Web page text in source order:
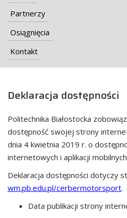
Partnerzy
Osiągnięcia
Kontakt
Deklaracja dostępności
Politechnika Białostocka
dostępność swojej strony
dnia 4 kwietnia 2019 r. o
internetowych i aplikacji
Deklaracja dostępności dotyczy
wm.pb.edu.pl/cerbermotorsport.
Data publikacji strony